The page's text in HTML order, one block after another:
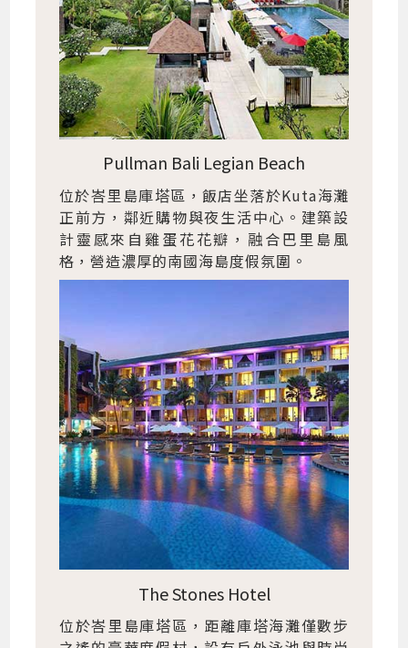
Pullman Bali Legian Beach
位於峇里島庫塔區，飯店坐落於Kuta海灘
正前方，鄰近購物與夜生活中心。建築設
計靈感來自雞蛋花花瓣，融合巴里島風
格，營造濃厚的南國海島度假氛圍。
The Stones Hotel
位於峇里島庫塔區，距離庫塔海灘僅數步